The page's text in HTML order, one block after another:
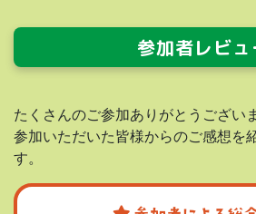
参加者レビュ
たくさんのご参加ありがとうござい
参加いただいた皆様からのご感想を
す。